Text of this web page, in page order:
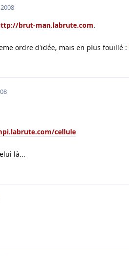
brut-man.labrute.com.
ordre d'idée, mais en plus fouillé :
cellule
là...